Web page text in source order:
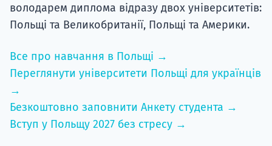
володарем диплома відразу двох університетів:
Польщі та Великобританії, Польщі та Америки.
Все про навчання в Польщі →
Переглянути університети Польщі для українців
→
Безкоштовно заповнити Анкету студента →
Вступ у Польщу 2027 без стресу →